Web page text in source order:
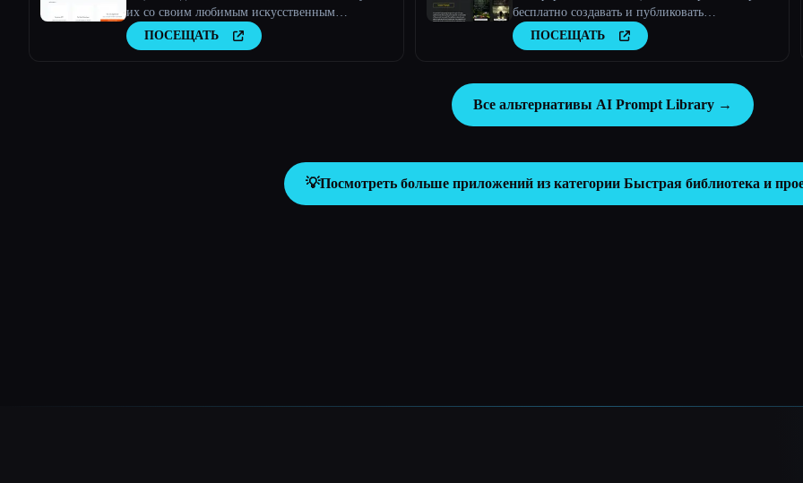
их со своим любимым искусственным
интеллектом. Все в одном месте.
ПОСЕЩАТЬ
бесплатно создавать и публиковать
неограниченное количество подсказок по
искусственному интеллекту
ПОСЕЩАТЬ
Все альтернативы AI Prompt Library →
💡Посмотреть больше приложений из категории Быстрая библиотека и